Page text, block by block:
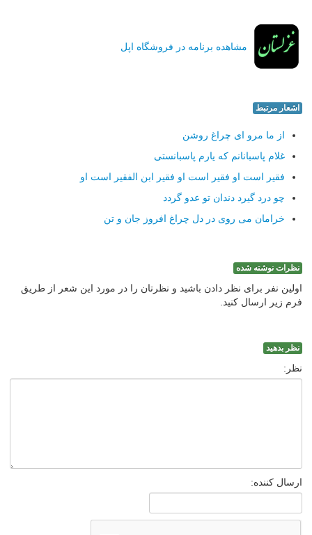
مشاهده برنامه در فروشگاه اپل
اشعار مرتبط
از ما مرو ای چراغ روشن
غلام پاسبانانم كه یارم پاسبانستی
فقیر است او فقیر است او فقیر ابن الفقیر است او
چو درد گیرد دندان تو عدو گردد
خرامان می روی در دل چراغ افروز جان و تن
نظرات نوشته شده
اولین نفر برای نظر دادن باشید و نظرتان را در مورد این شعر از طریق
فرم زیر ارسال کنید.
نظر بدهید
نظر:
ارسال کننده: